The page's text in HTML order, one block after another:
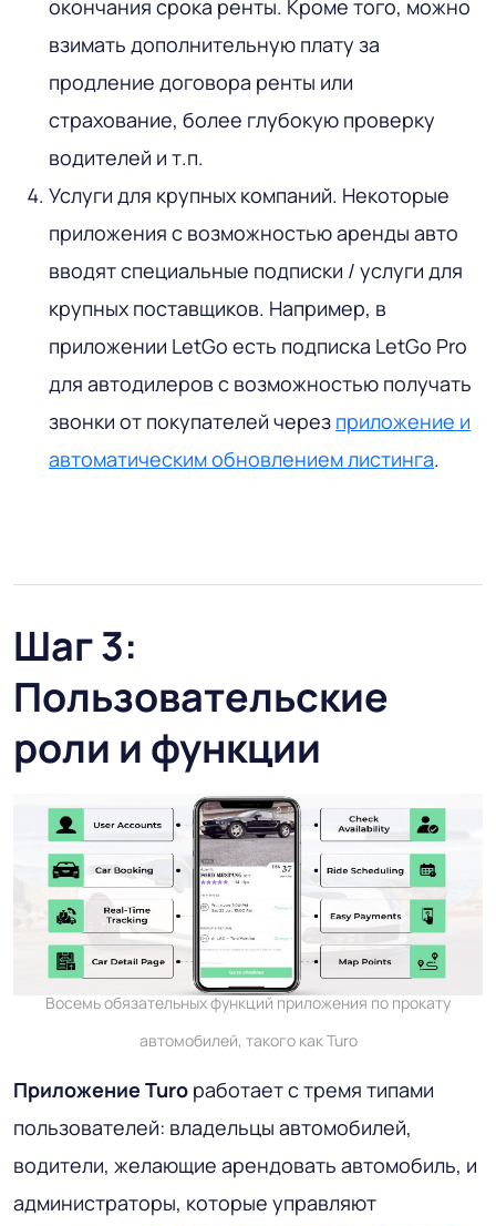
окончания срока ренты. Кроме того, можно
взимать дополнительную плату за
продление договора ренты или
страхование, более глубокую проверку
водителей и т.п.
Услуги для крупных компаний. Некоторые
приложения с возможностью аренды авто
вводят специальные подписки / услуги для
крупных поставщиков. Например, в
приложении LetGo есть подписка LetGo Pro
для автодилеров с возможностью получать
звонки от покупателей через приложение и
автоматическим обновлением листинга.
Шаг 3:
Пользовательские
роли и функции
Восемь обязательных функций приложения по прокату
автомобилей, такого как Turo
Приложение Turo работает с тремя типами
пользователей: владельцы автомобилей,
водители, желающие арендовать автомобиль, и
администраторы, которые управляют